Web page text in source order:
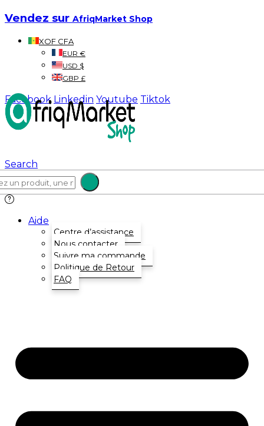
Vendez sur AfriqMarket Shop
XOF CFA
EUR €
USD $
GBP £
Facebook Linkedin Youtube Tiktok
Search
Aide
Centre d’assistance
Nous contacter
Suivre ma commande
Politique de Retour
FAQ